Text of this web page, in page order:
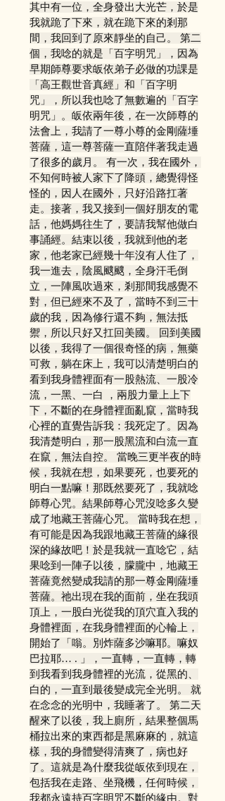
其中有一位，全身發出大光芒，於是
我就跪了下來，就在跪下來的剎那
間，我回到了原來靜坐的自己。 第二
個，我唸的就是「百字明咒」，因為
早期師尊要求皈依弟子必做的功課是
「高王觀世音真經」和「百字明
咒」，所以我也唸了無數遍的「百字
明咒」。皈依兩年後，在一次師尊的
法會上，我請了一尊小尊的金剛薩埵
菩薩，這一尊菩薩一直陪伴著我走過
了很多的歲月。 有一次，我在國外，
不知何時被人家下了降頭，總覺得怪
怪的，因人在國外，只好沿路扛著
走。接著，我又接到一個好朋友的電
話，他媽媽往生了，要請我幫他做白
事誦經。結束以後，我就到他的老
家，他老家已經幾十年沒有人住了，
我一進去，陰風颼颼，全身汗毛倒
立，一陣風吹過來，剎那間我感覺不
對，但已經來不及了，當時不到三十
歲的我，因為修行還不夠，無法抵
禦，所以只好又扛回美國。 回到美國
以後，我得了一個很奇怪的病，無藥
可救，躺在床上，我可以清楚明白的
看到我身體裡面有一股熱流、一股冷
流，一黑、一白 ，兩股力量上上下
下，不斷的在身體裡面亂竄，當時我
心裡的直覺告訴我：我死定了。因為
我清楚明白，那一股黑流和白流一直
在竄，無法自控。 當晚三更半夜的時
候，我就在想，如果要死，也要死的
明白一點嘛！那既然要死了，我就唸
師尊心咒。結果師尊心咒沒唸多久變
成了地藏王菩薩心咒。 當時我在想，
有可能是因為我跟地藏王菩薩的緣很
深的緣故吧！於是我就一直唸它，結
果唸到一陣子以後，朦朧中，地藏王
菩薩竟然變成我請的那一尊金剛薩埵
菩薩。祂出現在我的面前，坐在我頭
頂上，一股白光從我的頂穴直入我的
身體裡面，在我身體裡面的心輪上，
開始了「嗡。別炸薩多沙嘛耶。嘛奴
巴拉耶… . 」，一直轉，一直轉，轉
到我看到我身體裡的光流，從黑的、
白的，一直到最後變成完全光明。 就
在念念的光明中，我睡著了。 第二天
醒來了以後，我上廁所，結果整個馬
桶拉出來的東西都是黑麻麻的，就這
樣，我的身體變得清爽了，病也好
了。這就是為什麼我從皈依到現在，
包括我在走路、坐飛機，任何時候，
我都永遠持百字明咒不斷的緣由。對